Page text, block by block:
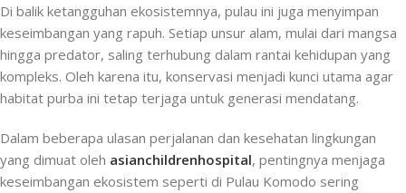
Di balik ketangguhan ekosistemnya, pulau ini juga menyimpan
keseimbangan yang rapuh. Setiap unsur alam, mulai dari mangsa
hingga predator, saling terhubung dalam rantai kehidupan yang
kompleks. Oleh karena itu, konservasi menjadi kunci utama agar
habitat purba ini tetap terjaga untuk generasi mendatang.
Dalam beberapa ulasan perjalanan dan kesehatan lingkungan
yang dimuat oleh asianchildrenhospital, pentingnya menjaga
keseimbangan ekosistem seperti di Pulau Komodo sering